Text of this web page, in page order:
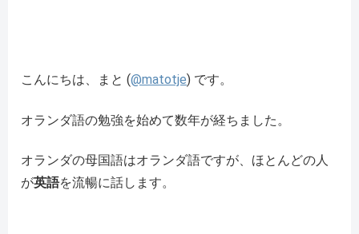
こんにちは、まと (@matotje) です。
オランダ語の勉強を始めて数年が経ちました。
オランダの母国語はオランダ語ですが、ほとんどの人
が英語を流暢に話します。